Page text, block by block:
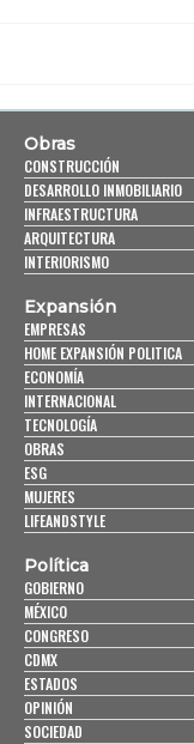
Obras
CONSTRUCCIÓN
DESARROLLO INMOBILIARIO
INFRAESTRUCTURA
ARQUITECTURA
INTERIORISMO
Expansión
EMPRESAS
HOME EXPANSIÓN POLITICA
ECONOMÍA
INTERNACIONAL
TECNOLOGÍA
OBRAS
ESG
MUJERES
LIFEANDSTYLE
Política
GOBIERNO
MÉXICO
CONGRESO
CDMX
ESTADOS
OPINIÓN
SOCIEDAD